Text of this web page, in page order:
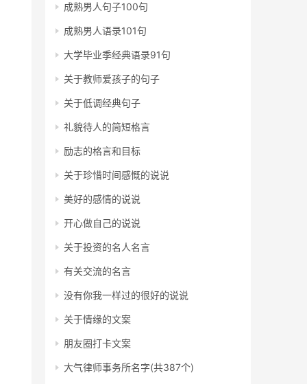
成熟男人句子100句
成熟男人语录101句
大学毕业季经典语录91句
关于教师爱孩子的句子
关于低调经典句子
礼貌待人的简短格言
励志的格言和目标
关于珍惜时间感慨的说说
美好的感情的说说
开心做自己的说说
关于投资的名人名言
有关交流的名言
没有你我一样过的很好的说说
关于情缘的文案
朋友圈打卡文案
大气律师事务所名字(共387个)